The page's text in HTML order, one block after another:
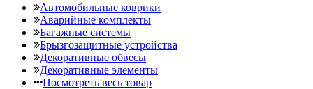
Автомобильные коврики
Аварийные комплекты
Багажные системы
Брызгозащитные устройства
Декоративные обвесы
Декоративные элементы
Посмотреть весь товар